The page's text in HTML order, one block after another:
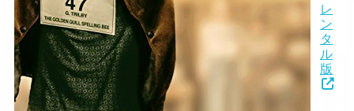
レ
ン
タ
ル
版